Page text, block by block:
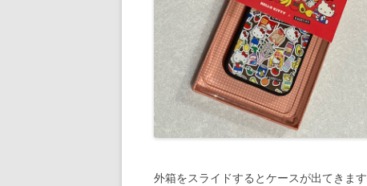
外箱をスライドするとケースが出てきます